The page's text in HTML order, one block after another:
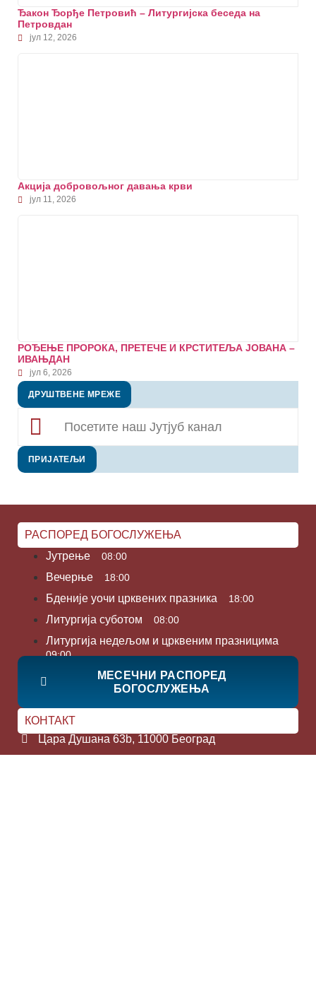
Ђакон Ђорђе Петровић – Литургијска беседа на
Петровдан
јул 12, 2026
Акција добровољног давања крви
јул 11, 2026
РОЂЕЊЕ ПРОРОКА, ПРЕТЕЧЕ И КРСТИТЕЉА ЈОВАНА –
ИВАЊДАН
јул 6, 2026
ДРУШТВЕНЕ МРЕЖЕ
Посетите наш Јутјуб канал
ПРИЈАТЕЉИ
РАСПОРЕД БОГОСЛУЖЕЊА
Јутрење
08:00
Вечерње 18:00
Бденије уочи црквених празника 18:00
Литургија суботом 08:00
Литургија недељом и црквеним празницима
09:00
МЕСЕЧНИ РАСПОРЕД
БОГОСЛУЖЕЊА
КОНТАКТ
Цара Душана 63b, 11000 Београд